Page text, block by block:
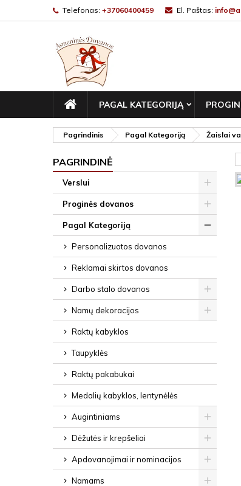
Telefonas: +37060400459 El. Paštas:
PAGRINDINIS
PAGAL KATEGORIJĄ
Pagrindinis Pagal Kategoriją Žaislai
PAGRINDINĖ
Verslui
Proginės dovanos
Pagal Kategoriją
Personalizuotos dovanos
Reklamai skirtos dovanos
Darbo stalo dovanos
Namų dekoracijos
Raktų kabyklos
Taupyklės
Raktų pakabukai
Medalių kabyklos, lentynėlės
Augintiniams
Dėžutės ir krepšeliai
Apdovanojimai ir nominacijos
Namams